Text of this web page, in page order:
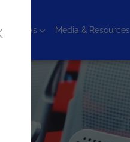
Media & Resources